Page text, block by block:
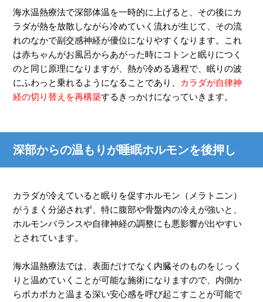
海水温熱療法で深部体温を一時的に上げると、その後にカ
ラダが熱を放散しながら冷めていく流れが生じて、その流
れのなかで副交感神経が優位になりやすくなります。これ
は赤ちゃんがお風呂からあがった時にコトンと眠りにつく
のと同じ原理になりますが、熱が冷める過程で、眠りの波
にふわっと乗れるようになることであり、 カラダが自律神
経の切り替えを再構築するきっかけになっていきます。
深部からの温もりが睡眠ホルモンを後押し
カラダが冷えていると眠りを促すホルモン（メラトニン）
がうまく分泌されず、特に腹部や骨盤内の冷えが強いと、
ホルモンバランスや自律神経の調整にも悪影響が出やすい
とされています。
海水温熱療法では、表面だけでなく内臓そのものをじっく
りと温めていくことが可能な施術になりますので、内側か
らボカボカと温まる深い安心感を呼び起こすことが可能で